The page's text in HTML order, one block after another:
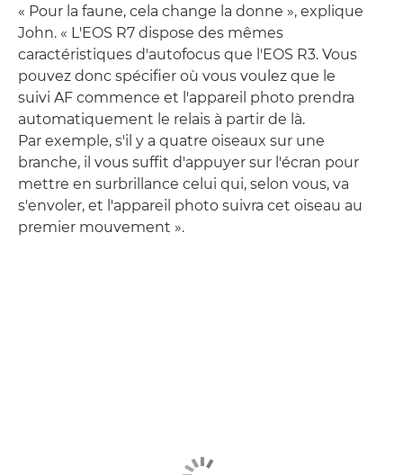
« Pour la faune, cela change la donne », explique
John. « L'EOS R7 dispose des mêmes
caractéristiques d'autofocus que l'EOS R3. Vous
pouvez donc spécifier où vous voulez que le
suivi AF commence et l'appareil photo prendra
automatiquement le relais à partir de là.
Par exemple, s'il y a quatre oiseaux sur une
branche, il vous suffit d'appuyer sur l'écran pour
mettre en surbrillance celui qui, selon vous, va
s'envoler, et l'appareil photo suivra cet oiseau au
premier mouvement ».